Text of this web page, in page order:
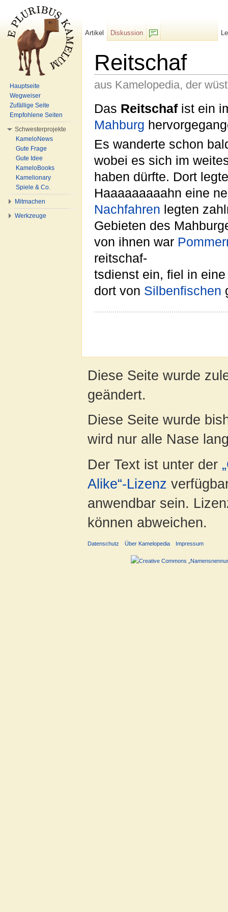
Reitschaf
aus Kamelopedia, der
Das Reitschafist ein
Mahburg
Es wanderte schon
wobei es sich im
haben dürfte. Dort
Haaaaaaaaahn eine
Nachfahren legten
Gebieten des
von ihnen war
reitschaf-
tsdienst ein, fiel in
dort von Silbenfischen
Artikel
Diskussion
Hauptseite
Wegweiser
Zufällige Seite
Empfohlene Seiten
Schwesterprojekte
KameloNews
Gute Frage
Gute Idee
KameloBooks
Kamelionary
Spiele & Co.
Mitmachen
Werkzeuge
Diese Seite wurde
geändert.
Diese Seite wurde
wird nur alle Nase
Der Text ist unter der
Alike“-Lizenz
anwendbar sein.
können abweichen.
Datenschutz Über Kamelopedia Impressum